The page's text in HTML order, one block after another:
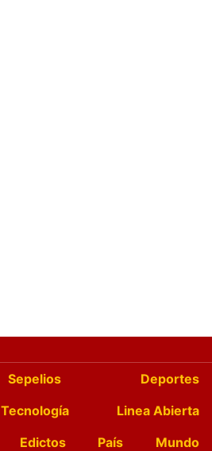
Sepelios
Deportes
Tecnología
Linea Abierta
Edictos País
Mundo